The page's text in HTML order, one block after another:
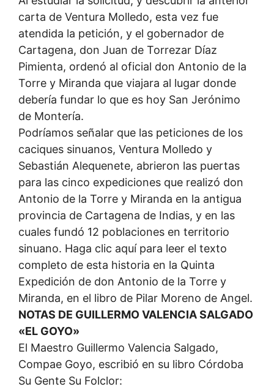
carta de Ventura Molledo, esta vez fue
atendida la petición, y el gobernador de
Cartagena, don Juan de Torrezar Díaz
Pimienta, ordenó al oficial don Antonio de la
Torre y Miranda que viajara al lugar donde
debería fundar lo que es hoy San Jerónimo
de Montería.
Podríamos señalar que las peticiones de los
caciques sinuanos, Ventura Molledo y
Sebastián Alequenete, abrieron las puertas
para las cinco expediciones que realizó don
Antonio de la Torre y Miranda en la antigua
provincia de Cartagena de Indias, y en las
cuales fundó 12 poblaciones en territorio
sinuano. Haga clic aquí para leer el texto
completo de esta historia en la Quinta
Expedición de don Antonio de la Torre y
Miranda, en el libro de Pilar Moreno de Angel.
NOTAS DE GUILLERMO VALENCIA SALGADO
«EL GOYO»
El Maestro Guillermo Valencia Salgado,
Compae Goyo, escribió en su libro Córdoba
Su Gente Su Folclor: